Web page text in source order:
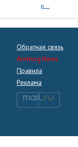
р...
Обратная связь
Armtorg.News
Правила
Реклама